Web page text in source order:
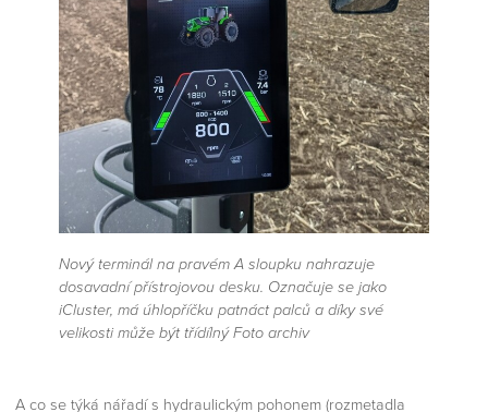
Nový terminál na pravém A sloupku nahrazuje
dosavadní přístrojovou desku. Označuje se jako
iCluster, má úhlopříčku patnáct palců a díky své
velikosti může být třídílný Foto archiv
A co se týká nářadí s hydraulickým pohonem (rozmetadla